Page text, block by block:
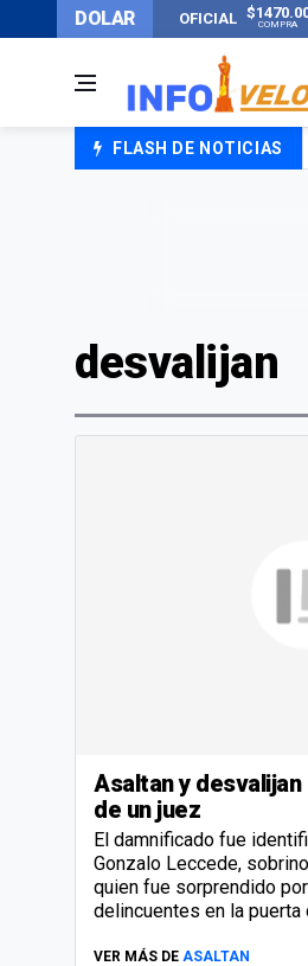
DOLAR OFICIAL COMPRA
FLASH DE NOTICIAS
desvalijan
Asaltan y
de un juez
El damnificado fue
Gonzalo Leccede,
quien fue sorprendido
delincuentes en la puerta
VER MÁS DE ASALTAN